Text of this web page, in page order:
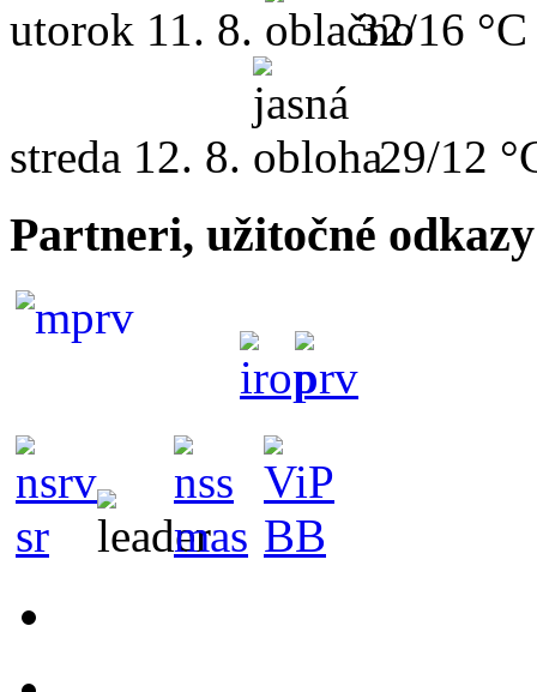
utorok 11. 8. 32/16 °C
streda 12. 8. 29/12
Partneri, užitočné odkazy